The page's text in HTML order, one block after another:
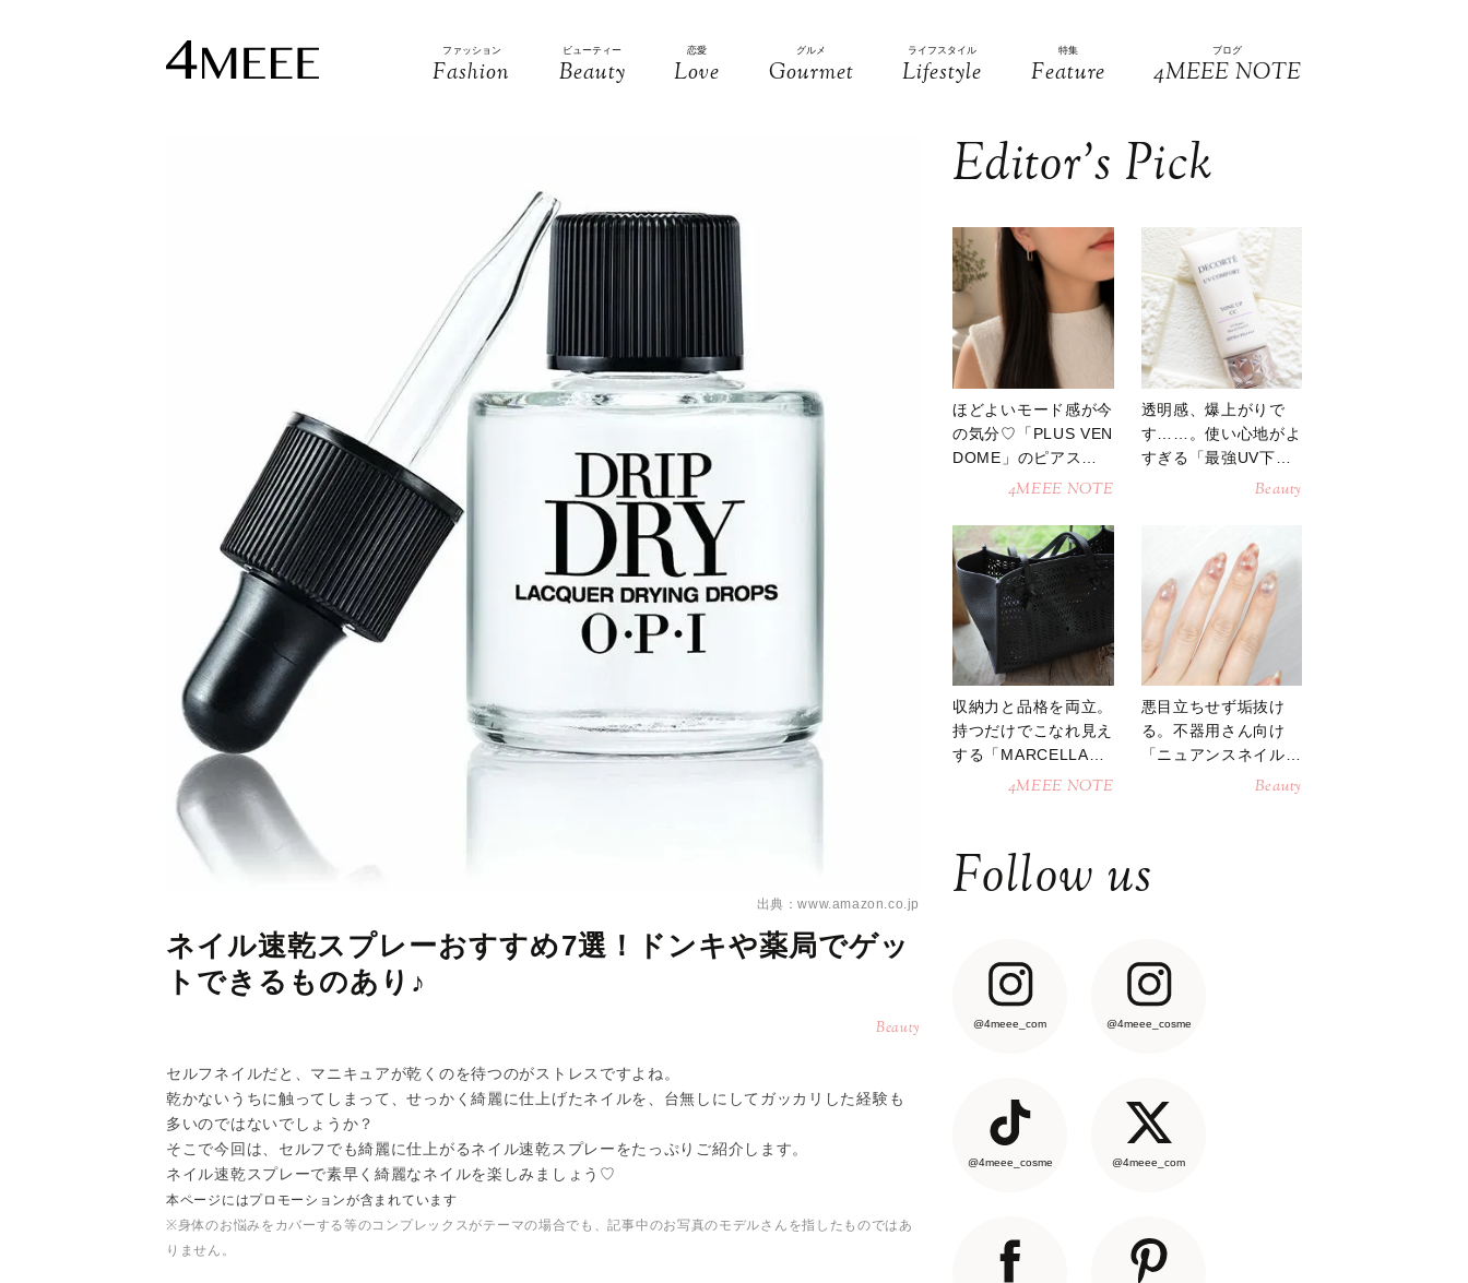
ファッション
Fashion
ビューティー
Beauty
恋愛
Love
グルメ
Gourmet
ライフスタイル
Lifestyle
特集
Feature
ブログ
4MEEE NOTE
出典：www.amazon.co.jp
ネイル速乾スプレーおすすめ7選！ドンキや薬局でゲッ
トできるものあり♪
Beauty
セルフネイルだと、マニキュアが乾くのを待つのがストレスですよね。
乾かないうちに触ってしまって、せっかく綺麗に仕上げたネイルを、台無しにしてガッカリした経験も
多いのではないでしょうか？
そこで今回は、セルフでも綺麗に仕上がるネイル速乾スプレーをたっぷりご紹介します。
ネイル速乾スプレーで素早く綺麗なネイルを楽しみましょう♡
本ページにはプロモーションが含まれています
※身体のお悩みをカバーする等のコンプレックスがテーマの場合でも、記事中のお写真のモデルさんを指したものではあ
りません。
Editor’s Pick
ほどよいモード感が今
の気分♡「PLUS VEN
DOME」のピアスが
4MEEE NOTE
透明感、爆上がりで
す……。使い心地がよ
すぎる「最強UV下
Beauty
収納力と品格を両立。
持つだけでこなれ見え
する「MARCELLAト
ートバッグ」4MEEE NOTE
悪目立ちせず垢抜け
る。不器用さん向け
「ニュアンスネイル」
Beauty
Follow us
@4meee_com @4meee_cosme
@4meee_cosme @4meee_com